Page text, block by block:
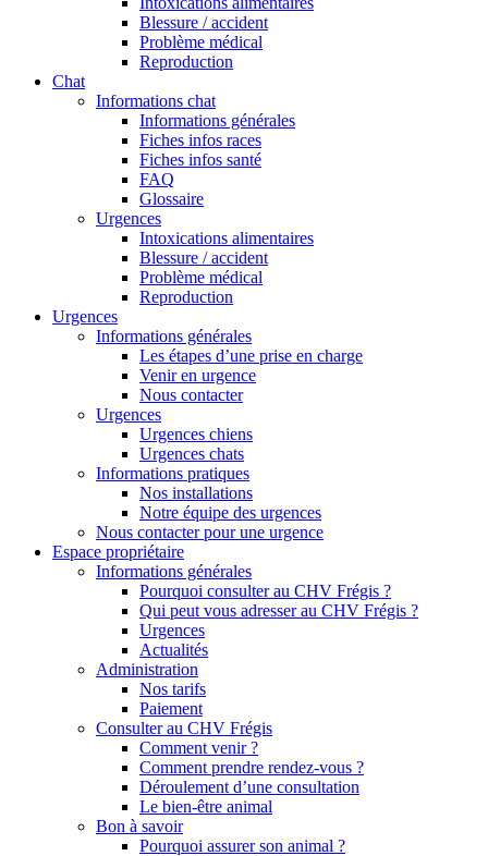
Blessure / accident
Problème médical
Reproduction
Chat
Informations chat
Informations générales
Fiches infos races
Fiches infos santé
FAQ
Glossaire
Urgences
Intoxications alimentaires
Blessure / accident
Problème médical
Reproduction
Urgences
Informations générales
Les étapes d’une prise en charge
Venir en urgence
Nous contacter
Urgences
Urgences chiens
Urgences chats
Informations pratiques
Nos installations
Notre équipe des urgences
Nous contacter pour une urgence
Espace propriétaire
Informations générales
Pourquoi consulter au CHV Frégis ?
Qui peut vous adresser au CHV Frégis ?
Urgences
Actualités
Administration
Nos tarifs
Paiement
Consulter au CHV Frégis
Comment venir ?
Comment prendre rendez-vous ?
Déroulement d’une consultation
Le bien-être animal
Bon à savoir
Pourquoi assurer son animal ?